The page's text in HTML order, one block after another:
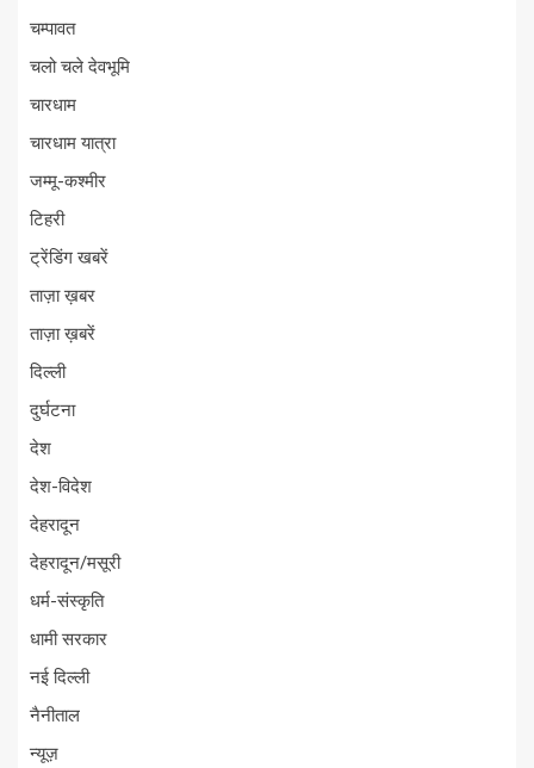
चम्पावत
चलो चले देवभूमि
चारधाम
चारधाम यात्रा
जम्मू-कश्मीर
टिहरी
ट्रेंडिंग खबरें
ताज़ा ख़बर
ताज़ा ख़बरें
दिल्ली
दुर्घटना
देश
देश-विदेश
देहरादून
देहरादून/मसूरी
धर्म-संस्कृति
धामी सरकार
नई दिल्ली
नैनीताल
न्यूज़